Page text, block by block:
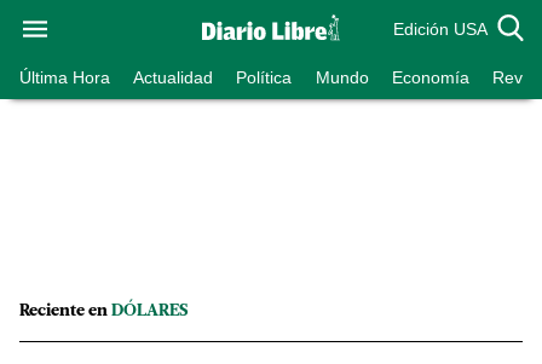
Edición USA
Última Hora Actualidad Política Mundo Economía
Reciente en DÓLARES